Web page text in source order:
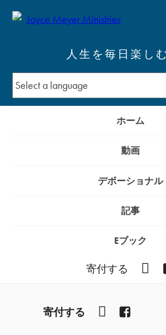
人生を毎日楽し
ホーム
動画
デボーショナル
記事
Eブック
寄付する
寄付する YouTube